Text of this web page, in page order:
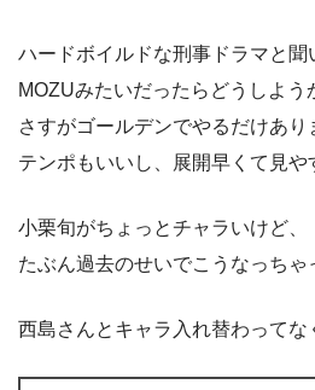
ハードボイルドな刑事ドラマと聞
MOZUみたいだったらどうしよう
さすがゴールデンでやるだけあり
テンポもいいし、展開早くて見や
小栗旬がちょっとチャラいけど、
たぶん過去のせいでこうなっちゃ
西島さんとキャラ入れ替わってな